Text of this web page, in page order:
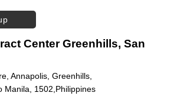
Center Greenhills, San
Annapolis, Greenhills,
Manila, 1502,Philippines